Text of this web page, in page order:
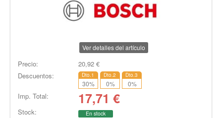
Ver detalles del artículo
Precio: 20,92€
Descuentos:
Dto.1
30%
Dto.2
0%
Dto.3
0%
Imp. Total: 17,71 €
Stock: En stock